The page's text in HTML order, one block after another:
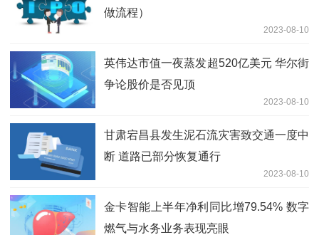
做流程）
2023-08-10
英伟达市值一夜蒸发超520亿美元 华尔街
争论股价是否见顶
2023-08-10
甘肃宕昌县发生泥石流灾害致交通一度中
断 道路已部分恢复通行
2023-08-10
金卡智能上半年净利同比增79.54% 数字
燃气与水务业务表现亮眼